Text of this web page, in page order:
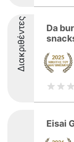
Διακριθέντες
Da
Eisai